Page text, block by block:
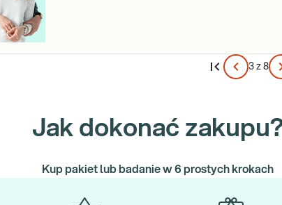
3 z 8
Jak dokonać
Kup pakiet lub badanie w 6 prostych krokach